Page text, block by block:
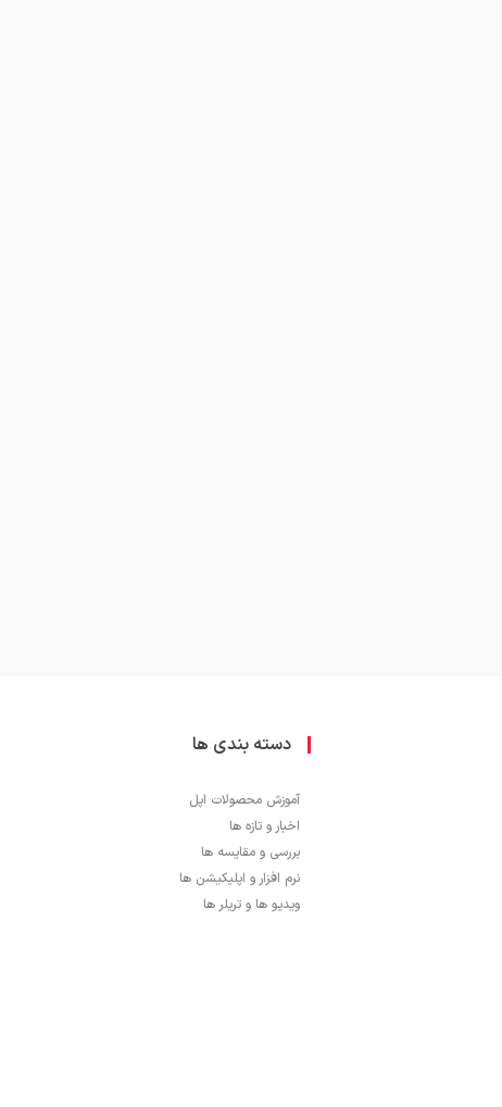
دسته بندی ها
آموزش محصولات اپل
اخبار و تازه ها
بررسی و مقایسه ها
نرم افزار و اپلیکیشن ها
ویدیو ها و تریلر ها